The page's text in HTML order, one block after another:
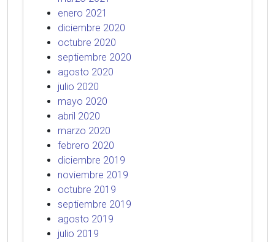
enero 2021
diciembre 2020
octubre 2020
septiembre 2020
agosto 2020
julio 2020
mayo 2020
abril 2020
marzo 2020
febrero 2020
diciembre 2019
noviembre 2019
octubre 2019
septiembre 2019
agosto 2019
julio 2019